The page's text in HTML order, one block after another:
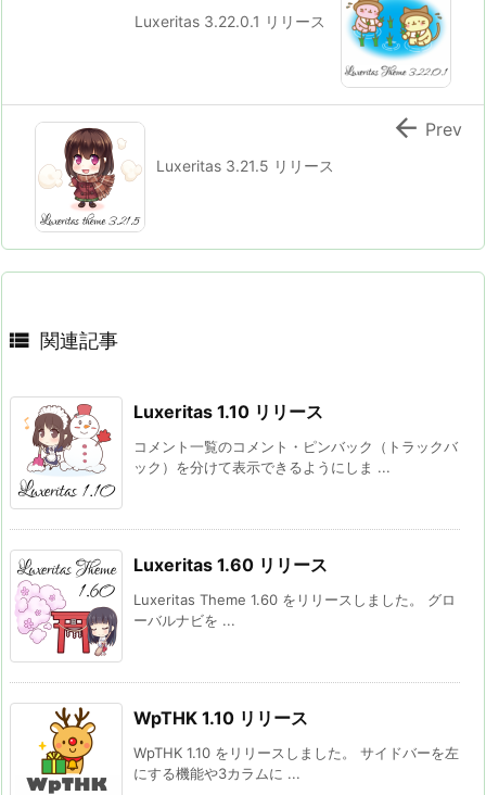
Luxeritas 3.22.0.1 リリース
Luxeritas 3.21.5 リリース
 Prev
 関連記事
Luxeritas 1.10 リリース
コメント一覧のコメント・ピンバック（トラックバ
ック）を分けて表示できるようにしま ...
Luxeritas 1.60 リリース
Luxeritas Theme 1.60 をリリースしました。 グロ
ーバルナビを ...
WpTHK 1.10 リリース
WpTHK 1.10 をリリースしました。 サイドバーを左
にする機能や3カラムに ...